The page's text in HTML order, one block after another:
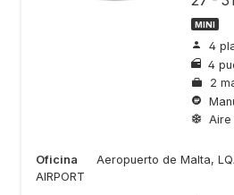
MINI
4
4
2
Aire
Oficina
Aeropuerto de Malta,
AIRPORT